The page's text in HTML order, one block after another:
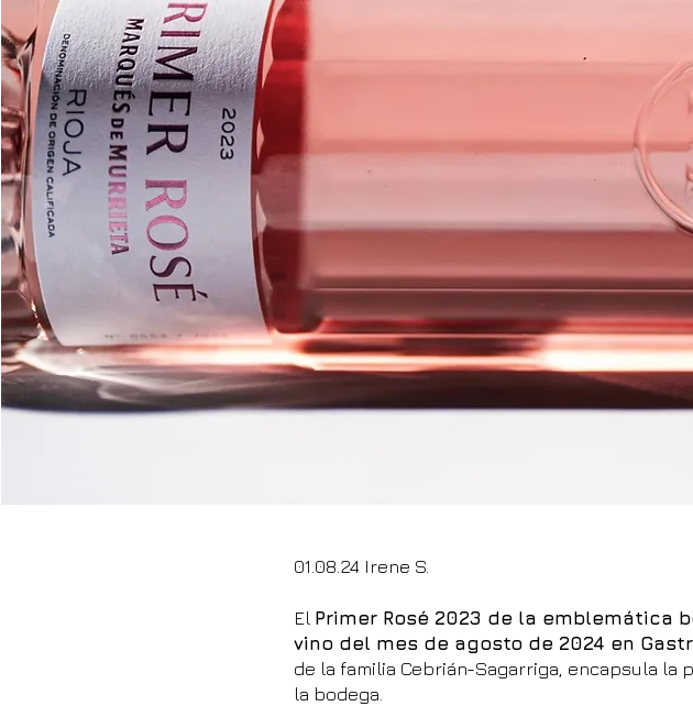
01.08.24 Irene S.
El Primer Rosé 2023 de la emblemática
vino del mes de agosto de 2024 en
de la familia Cebrián-Sagarriga, encapsula
la bodega.